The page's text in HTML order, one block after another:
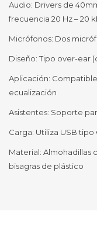
Audio: Drivers de
frecuencia 20 Hz – 20
Micrófonos: Dos
Diseño: Tipo over-ear
Aplicación:
ecualización
Asistentes: Soporte
Carga: Utiliza USB tipo
Material: Almohadillas
bisagras de plástico